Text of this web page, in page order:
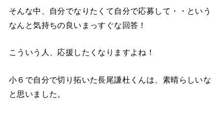
そんな中、自分でなりたくて自分で応募して・・という
なんと気持ちの良いまっすぐな回答！
こういう人、応援したくなりますよね！
小６で自分で切り拓いた長尾謙杜くんは、素晴らしいな
と思いました。